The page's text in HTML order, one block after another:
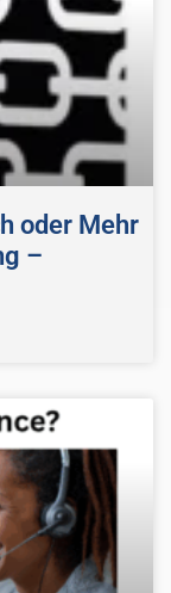
oder Mehr
–